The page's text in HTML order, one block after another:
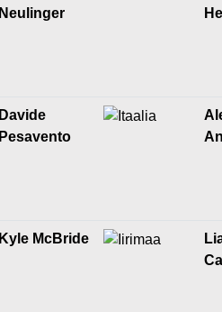
Neulinger
Davide
Pesavento
Kyle McBride